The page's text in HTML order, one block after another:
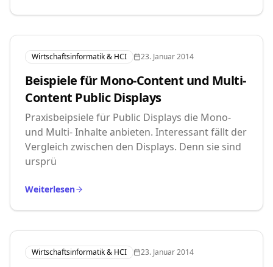
Wirtschaftsinformatik & HCI 23. Januar 2014
Beispiele für Mono-Content und Multi-
Content Public Displays
Praxisbeipsiele für Public Displays die Mono-
und Multi- Inhalte anbieten. Interessant fällt der
Vergleich zwischen den Displays. Denn sie sind
ursprü
Weiterlesen
Wirtschaftsinformatik & HCI 23. Januar 2014